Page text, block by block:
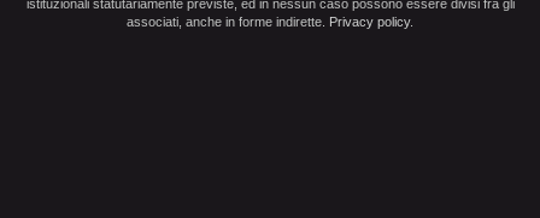
istituzionali statutariamente previste, ed in nessun caso possono essere divisi fra gli
associati, anche in forme indirette. Privacy policy.